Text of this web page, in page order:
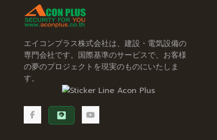
エイコンプラス株式会社は、建設・電気設備の
専門会社です。国際基準のサービスで、お客様
の夢のプロジェクトを現実のものにいたしま
す。